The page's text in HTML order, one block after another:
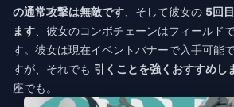
の通常攻撃は無敵です 、そして彼女の 5回
ます 、彼女のコンボチェーンはフィールド
す。彼女は現在イベントバナーで入手可能
すが、それでも 引くことを強くおすすめし
座でも。